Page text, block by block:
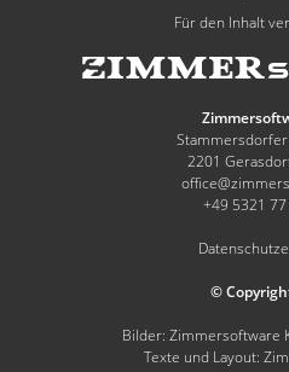
Für den Inhalt
2201
+49 5321
©
Bilder: Zimmersoftware
Texte und Layout: